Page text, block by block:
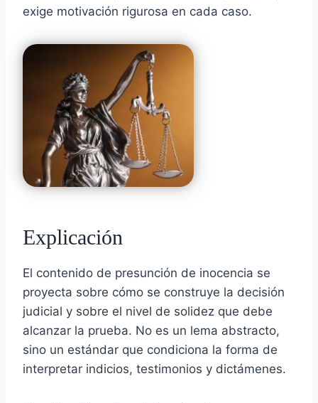
exige motivación rigurosa en cada caso.
Explicación
El contenido de presunción de inocencia se
proyecta sobre cómo se construye la decisión
judicial y sobre el nivel de solidez que debe
alcanzar la prueba. No es un lema abstracto,
sino un estándar que condiciona la forma de
interpretar indicios, testimonios y dictámenes.